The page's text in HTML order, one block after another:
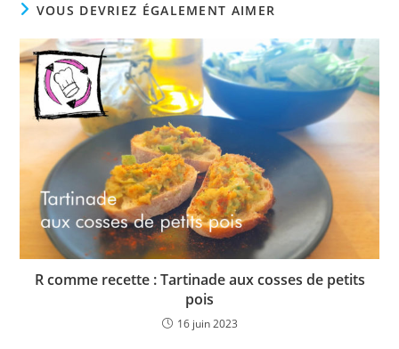
VOUS DEVRIEZ ÉGALEMENT AIMER
R comme recette : Tartinade aux cosses de petits
pois
16 juin 2023